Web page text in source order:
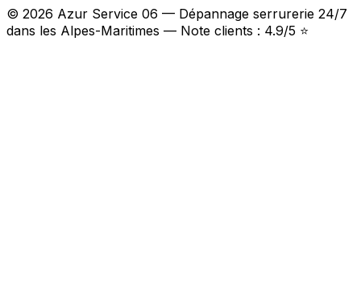
© 2026 Azur Service 06 — Dépannage serrurerie 24/7
dans les Alpes-Maritimes — Note clients : 4.9/5 ⭐